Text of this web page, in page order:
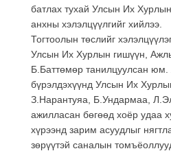
батлах тухай Улсын Их
анхны хэлэлцүүлгийг хийлээ.
Тогтоолын төслийг
Улсын Их Хурлын гишүүн,
Б.Баттөмөр танилцуулсан юм.
бүрэлдэхүүнд Улсын Их
З.Нарантуяа, Б.Ундармаа,
ажилласан бөгөөд хоёр удаа
хүрээнд зарим асуудлыг
зөрүүтэй саналын